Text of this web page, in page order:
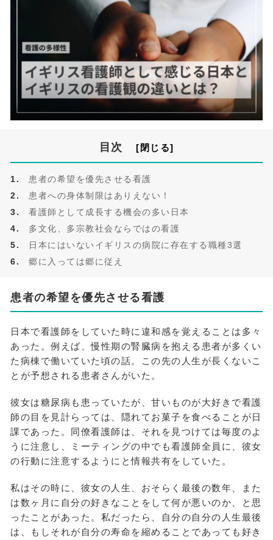
目次
患者の希望を優先させる看護
患者への身体制限はありえない！
看護師として成長する機会の多い日本
多文化、多宗教社会ならではの看護
日本にはいないイギリスの病院に存在する職種3選
郷に入っては郷に従え
患者の希望を優先させる看護
日本で看護師をしていた時に違和感を覚えることは多々
あった。例えば、慢性期の腎臓病を抱える患者が多くい
た病棟で働いていた頃の話。この先の人生が長くないこ
とが予想される患者さんがいた。
彼女は糖尿病も患っていたが、甘いものが大好きで看護
師の目を見計らっては、隠れてお菓子を食べることが日
課であった。同僚看護師は、それを見つけては毎度のよ
うに注意し、ミーティングの中でも看護師全員に、彼女
の行動に注意するようにと情報共有をしていた。
私はその時に、彼女の人生、おそらく最後の数年、また
は数ヶ月に自分の好きなことをして何が悪いのか、と思
ったことがあった。私だったら、自分の自分の人生最後
は、もしそれが自分の寿命を縮めることであっても好き